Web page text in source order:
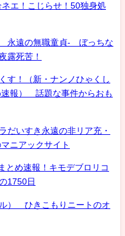
エ！こじらせ！50独身処
永遠の無職童貞- ぼっちな
露死苦！
す！（新・ナンノひゃくし
速報） 話題な事件からおも
だいすき永遠の非リア充・
ニアックサイト
とめ速報！キモデブロリコ
1750日
） ひきこもりニートのオ